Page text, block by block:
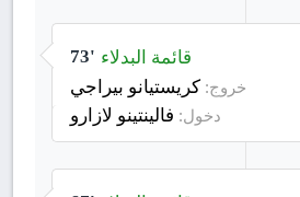
73' قائمة البدلاء
خروج: كريستيانو بيراجي
دخول: فالينتينو لازارو